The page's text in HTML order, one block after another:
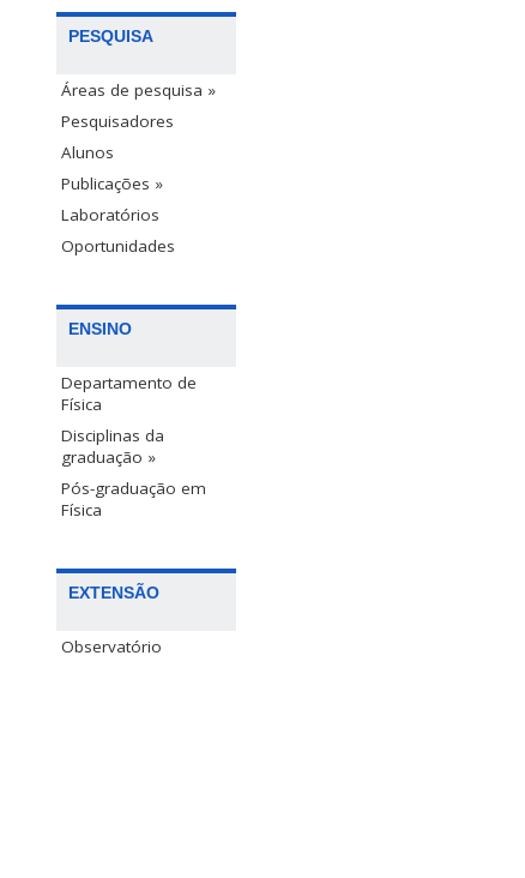
PESQUISA
Áreas de pesquisa »
Pesquisadores
Alunos
Publicações »
Laboratórios
Oportunidades
ENSINO
Departamento de
Física
Disciplinas da
graduação »
Pós-graduação em
Física
EXTENSÃO
Observatório